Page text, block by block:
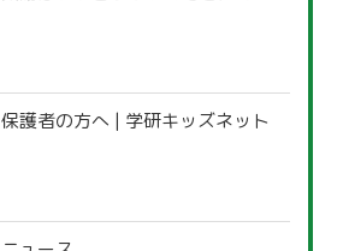
保護者の方へ | 学研キッズネット